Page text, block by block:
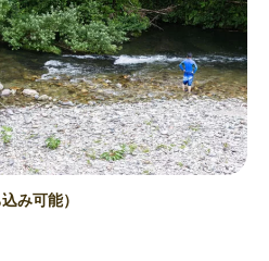
み可能）